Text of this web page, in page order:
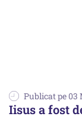
Publicat pe 03
Iisus a fost